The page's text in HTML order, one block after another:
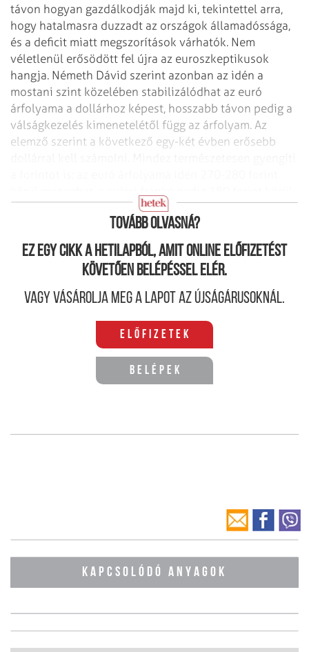
távon hogyan gazdálkodják majd ki, tekintettel arra,
hogy hatalmasra duzzadt az országok államadóssága,
és a deficit miatt megszorítások várhatók. Nem
véletlenül erősödött fel újra az euroszkeptikusok
hangja. Németh Dávid szerint azonban az idén a
mostani szint közelében stabilizálódhat az euró
árfolyama a dollárhoz képest, hosszabb távon pedig a
válságkezelés kimenetelétől függ az árfolyam. Az
elem­ző szerint a követ­kező egy-két évben erősebb
Tovább olvasná?
Ez egy cikk a hetilapból, amit online előfizetést
követően belépéssel elér.
Vagy vásárolja meg a lapot az újságárusoknál.
Előfizetek
Belépek
KAPCSOLÓDÓ ANYAGOK